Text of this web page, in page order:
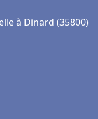
à Dinard (35800)